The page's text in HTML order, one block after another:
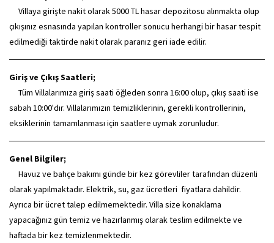
Villaya girişte nakit olarak 5000 TL hasar depozitosu alınmakta olup
çıkışınız esnasında yapılan kontroller sonucu herhangi bir hasar tespit
edilmediği taktirde nakit olarak paranız geri iade edilir.
Giriş ve Çıkış Saatleri;
Tüm Villalarımıza giriş saati öğleden sonra 16:00 olup, çıkış saati ise
sabah 10:00'dır. Villalarımızın temizliklerinin, gerekli kontrollerinin,
eksiklerinin tamamlanması için saatlere uymak zorunludur.
Genel Bilgiler;
Havuz ve bahçe bakımı günde bir kez görevliler tarafından düzenli
olarak yapılmaktadır. Elektrik, su, gaz ücretleri fiyatlara dahildir.
Ayrıca bir ücret talep edilmemektedir. Villa size konaklama
yapacağınız gün temiz ve hazırlanmış olarak teslim edilmekte ve
haftada bir kez temizlenmektedir.